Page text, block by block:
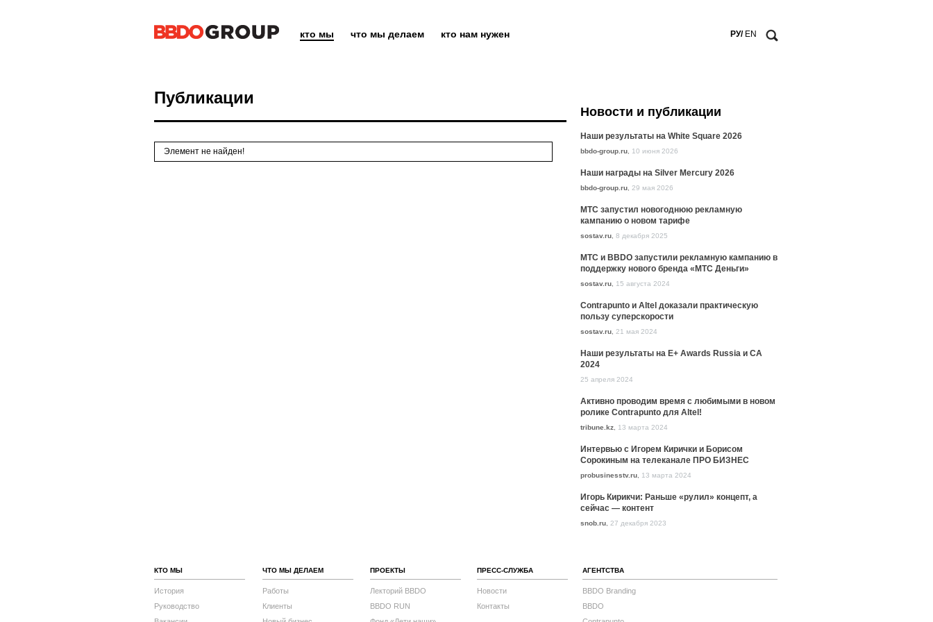
кто мы что мы делаем кто нам нужен РУ/ EN
Публикации
Элемент не найден!
Новости и публикации
Наши результаты на White Square 2026
bbdo-group.ru 10 июня 2026
Наши награды на Silver Mercury 2026
bbdo-group.ru 29 мая 2026
МТС запустил новогоднюю рекламную
кампанию о новом тарифе
sostav.ru 8 декабря 2025
МТС и BBDO запустили рекламную кампанию в
поддержку нового бренда «МТС Деньги»
sostav.ru 15 августа 2024
Contrapunto и Altel доказали практическую
пользу суперскорости
sostav.ru 21 мая 2024
Наши результаты на E+ Awards Russia и CA
2024
25 апреля 2024
Активно проводим время с любимыми в новом
ролике Contrapunto для Altel!
tribune.kz 13 марта 2024
Интервью с Игорем Кирички и Борисом
Сорокиным на телеканале ПРО БИЗНЕС
probusinesstv.ru 13 марта 2024
Игорь Кирикчи: Раньше «рулил» концепт, а
сейчас — контент
snob.ru 27 декабря 2023
КТО МЫ
История
Руководство
ЧТО МЫ ДЕЛАЕМ
Работы
Клиенты
ПРОЕКТЫ
Лекторий BBDO
BBDO RUN
ПРЕСС-СЛУЖБА
Новости
Контакты
АГЕНТСТВА
BBDO Branding
BBDO